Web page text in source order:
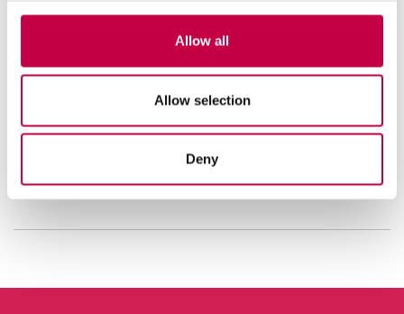
Allow all
Allow selection
Deny
0…20 mm max. 15 %
Al
Förpackningsstorlek:30 l
Godkänd av Inspecta Sertifiointi Oy